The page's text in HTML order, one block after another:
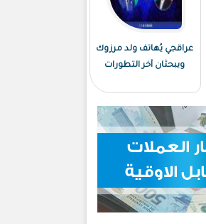
عراقجي يُهاتف ولد مرزوك
ويبحثان آخر التطورات